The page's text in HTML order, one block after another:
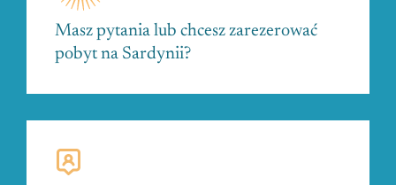
Masz pytania lub chcesz zarezerować
pobyt na Sardynii?